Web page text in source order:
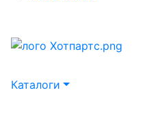
Каталоги